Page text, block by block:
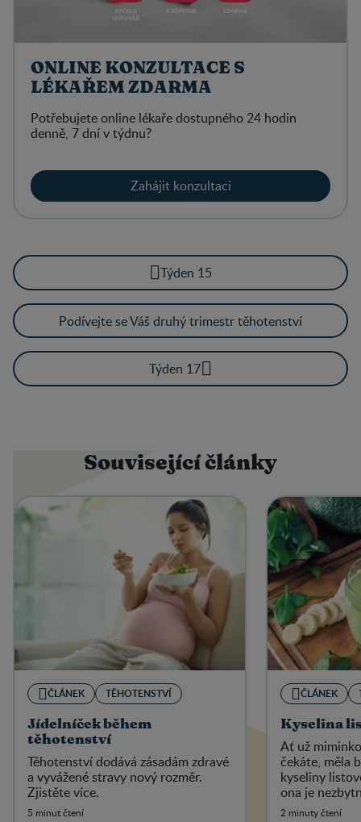
ONLINE KONZULTACE S
LÉKAŘEM ZDARMA
Potřebujete online lékaře dostupného 24 hodin
denně, 7 dní v týdnu?
Zahájit konzultaci
Týden 15
Podívejte se Váš druhý trimestr těhotenství
Týden 17
Související články
ČLÁNEK TĚHOTENSTVÍ
Jídelníček během
těhotenství
Těhotenství dodává zásadám zdravé
a vyvážené stravy nový rozměr.
Zjistěte více.
5 minut čtení
ČLÁNEK
Kyselina
Ať už
čekáte, měla
kyseliny
ona je
vývoj plodu.
2 minuty čtení